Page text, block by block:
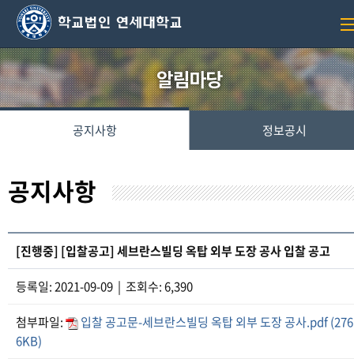
공지사항 정보공시
공지사항
[진행중] [입찰공고] 세브란스빌딩 옥탑 외부 도장 공사 입찰 공고
등록일: 2021-09-09 | 조회수: 6,390
첨부파일:
입찰 공고문-세브란스빌딩 옥탑 외부 도장 공사.pdf
6KB)